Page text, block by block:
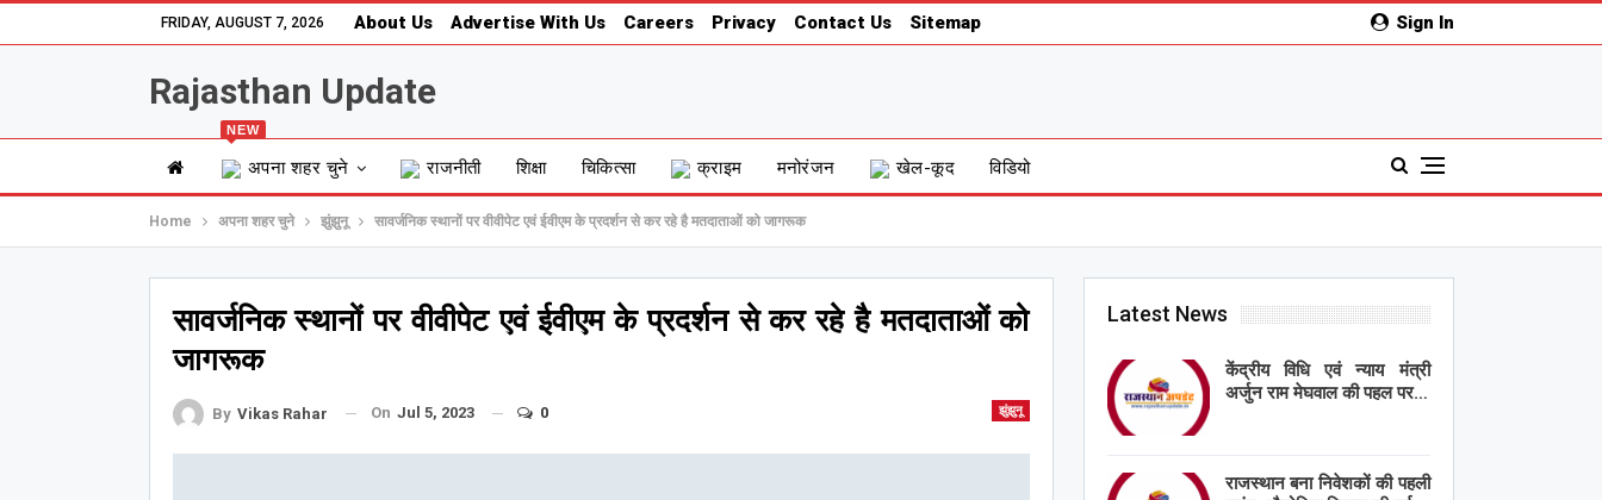
Sign In
FRIDAY, AUGUST 7, 2026 About Us Advertise With Us Careers Privacy Contact Us Sitemap
Rajasthan Update
अपना शहर चुने
NEW
राजनीती शिक्षा चिकित्सा क्राइम मनोरंजन खेल-कूद विडियो
Home अपना शहर चुने झुंझुनू सावर्जनिक स्थानों पर वीवीपेट एवं ईवीएम के प्रदर्शन से कर रहे है मतदाताओं को जागरूक
सावर्जनिक स्थानों पर वीवीपेट एवं ईवीएम के प्रदर्शन से कर रहे है मतदाताओं को
जागरूक
झुंझुनू
By Vikas Rahar On Jul 5, 2023 0
Latest News
केंद्रीय विधि एवं न्याय मंत्री
अर्जुन राम मेघवाल की पहल पर…
राजस्थान बना निवेशकों की पहली